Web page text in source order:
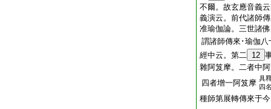
不爾。故玄應音義
義演云。前代諸師
准瑜伽論。三世諸
謂諸師傳來･瑜伽八
經中云。第二 12
雜阿笈摩。二者中
四者增一阿笈摩 具
四
種師第展轉傳來于